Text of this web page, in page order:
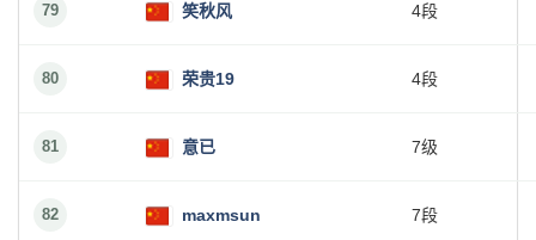
79 笑秋风 4段
80 荣贵19 4段
81 意已 7级
82 maxmsun 7段